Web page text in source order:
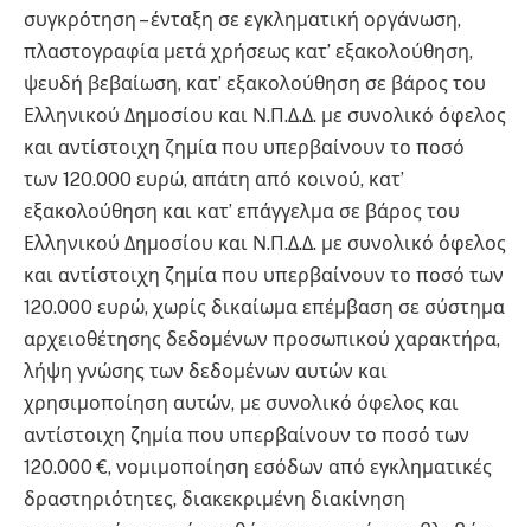
συγκρότηση – ένταξη σε εγκληματική οργάνωση,
πλαστογραφία μετά χρήσεως κατ’ εξακολούθηση,
ψευδή βεβαίωση, κατ’ εξακολούθηση σε βάρος του
Ελληνικού Δημοσίου και Ν.Π.Δ.Δ. με συνολικό όφελος
και αντίστοιχη ζημία που υπερβαίνουν το ποσό
των 120.000 ευρώ, απάτη από κοινού, κατ’
εξακολούθηση και κατ’ επάγγελμα σε βάρος του
Ελληνικού Δημοσίου και Ν.Π.Δ.Δ. με συνολικό όφελος
και αντίστοιχη ζημία που υπερβαίνουν το ποσό των
120.000 ευρώ, χωρίς δικαίωμα επέμβαση σε σύστημα
αρχειοθέτησης δεδομένων προσωπικού χαρακτήρα,
λήψη γνώσης των δεδομένων αυτών και
χρησιμοποίηση αυτών, με συνολικό όφελος και
αντίστοιχη ζημία που υπερβαίνουν το ποσό των
120.000 €, νομιμοποίηση εσόδων από εγκληματικές
δραστηριότητες, διακεκριμένη διακίνηση